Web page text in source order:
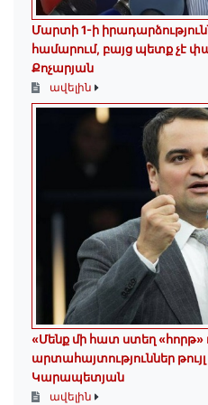
Մարտի 1-ի
համարում, բայց պետք չէ
Քոչարյան
ավելին
«Մենք մի հատ ստեղ
արտահայտություններ
Կարապետյան
ավելին